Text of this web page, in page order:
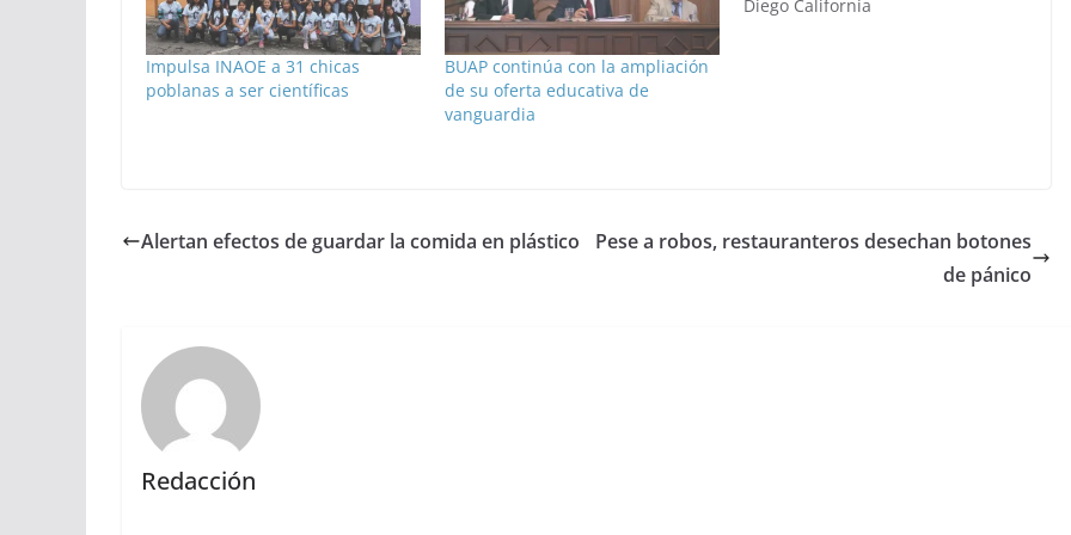
Impulsa INAOE a 31 chicas
poblanas a ser científicas
BUAP continúa con la ampliación
de su oferta educativa de
vanguardia
Diego California
Alertan efectos de guardar la comida en plástico
Pese a robos, restauranteros desechan botones
de pánico
Redacción